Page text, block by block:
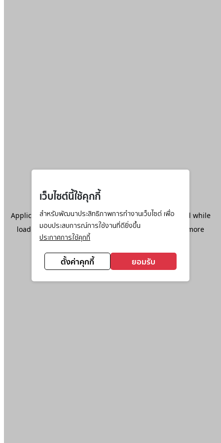
เว็บไซต์นี้ใช้คุกกี้
สำหรับพัฒนาประสิทธิภาพการทำงานเว็บไซต์ เพื่อ
มอบประสบการณ์การใช้งานที่ดียิ่งขึ้น
ประกาศการใช้คุกกี้
ตั้งค่าคุกกี้ ยอมรับ
Application error: aclient-side exception has occurred while
loadingwww.ktc.co.th(see the browser console
for more
information).